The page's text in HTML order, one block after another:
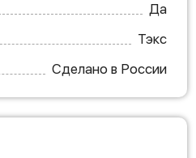
Да
Тэкс
Сделано в России